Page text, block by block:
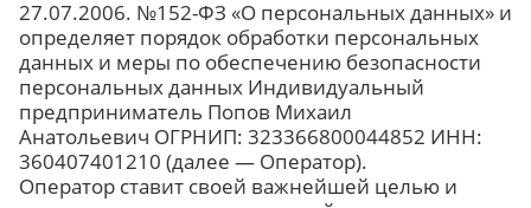
27.07.2006. №152-ФЗ «О персональных данных» и
определяет порядок обработки персональных
данных и меры по обеспечению безопасности
персональных данных Индивидуальный
предприниматель Попов Михаил
Анатольевич ОГРНИП: 323366800044852 ИНН:
360407401210 (далее — Оператор).
Оператор ставит своей важнейшей целью и